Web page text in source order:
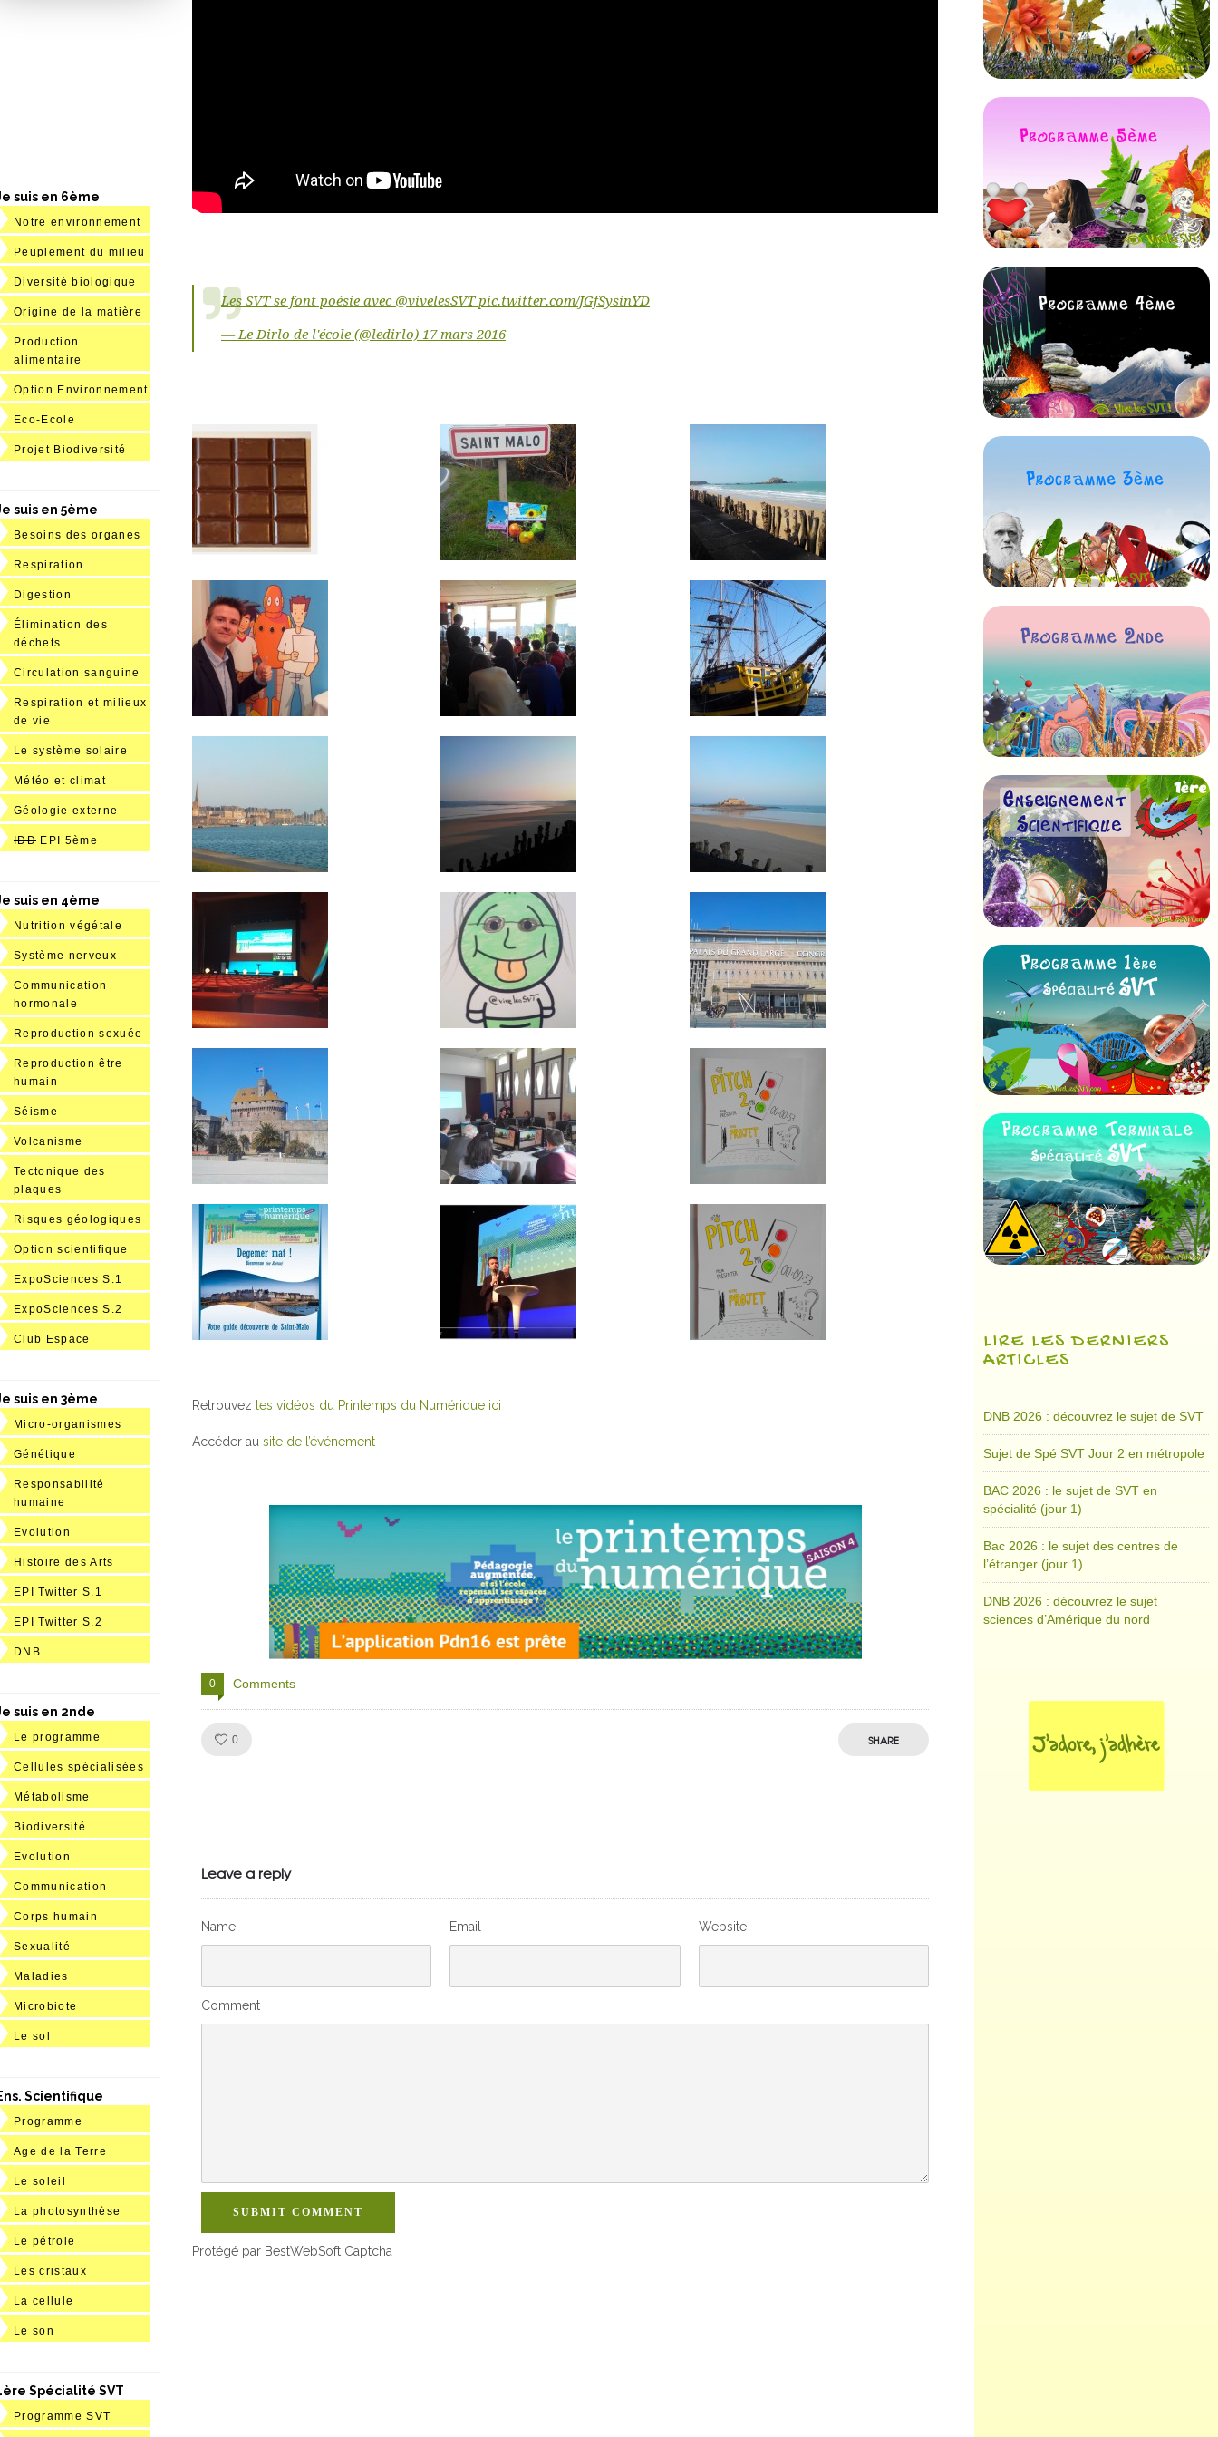
Les SVT se font poésie avec @vivelesSVT pic.twitter.com/JGfSysinYD
— Le Dirlo de l'école (@ledirlo)17 mars 2016
Retrouvez les vidéos du Printemps du Numérique ici
Accéder ausite de l’événement
0 Comments
0 SHARE
Leave a reply
Name Email Website
Comment
SUBMIT COMMENT
Protégé par BestWebSoft Captcha
suis en 6ème
Notre environnement
Peuplement du milieu
Diversité biologique
Origine de la matière
Production
alimentaire
Option Environnement
Eco-Ecole
Projet Biodiversité
suis en 5ème
Besoins des organes
Respiration
Digestion
Élimination des
déchets
Circulation sanguine
Respiration et milieux
de vie
Le système solaire
Météo et climat
Géologie externe
IDD EPI 5ème
suis en 4ème
Nutrition végétale
Système nerveux
Communication
hormonale
Reproduction sexuée
Reproduction être
humain
Séisme
Volcanisme
Tectonique des
plaques
Risques géologiques
Option scientifique
ExpoSciences S.1
ExpoSciences S.2
Club Espace
suis en 3ème
Micro-organismes
Génétique
Responsabilité
humaine
Evolution
Histoire des Arts
EPI Twitter S.1
EPI Twitter S.2
DNB
suis en 2nde
Le programme
Cellules spécialisées
Métabolisme
Biodiversité
Evolution
Communication
Corps humain
Sexualité
Maladies
Microbiote
Le sol
Scientifique
Programme
Age de la Terre
Le soleil
La photosynthèse
Le pétrole
Les cristaux
La cellule
Le son
Spécialité SVT
Programme SVT
LIRE LES DERNIERS
ARTICLES
DNB 2026 : découvrez le sujet de SVT
Sujet de Spé SVT Jour 2 en métropole
BAC 2026 : le sujet de SVT en
spécialité (jour 1)
Bac 2026 : le sujet des centres de
l’étranger (jour 1)
DNB 2026 : découvrez le sujet
sciences d’Amérique du nord